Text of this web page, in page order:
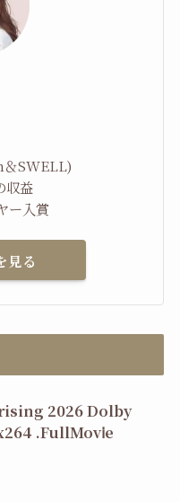
＆SWELL)
収益
ー入賞
見る
2026 Dolby
.FullMov𝗂e